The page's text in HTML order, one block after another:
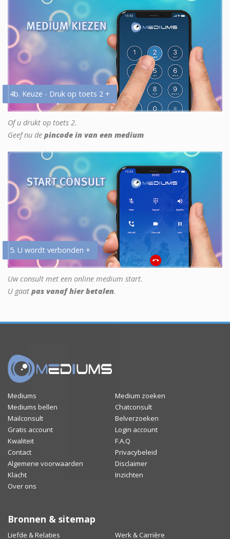
4b. Keuze - Druk op toets 2 +
Of u drukt op toets 2.
Geef nu de pincode in van een medium
5. U wordt verbonden +
Uw consult met een online medium start.
U gaat pas vanaf hier betalen.
Mediums
Medium zoeken
Mediums bellen
Chatconsult
Mailconsult
Belverzoeken
Gratis account
Login account
Kwaliteit
F.A.Q
Contact
Privacybeleid
Algemene voorwaarden
Disclaimer
Klacht
Inzichten
Over ons
Bronnen & sitemap
Liefde & Relaties Werk & Carrière